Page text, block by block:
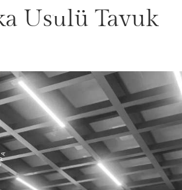
Usulü Tavuk